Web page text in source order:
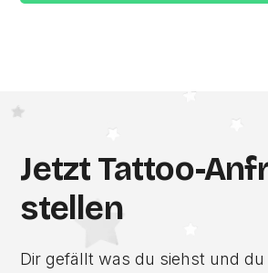
Jetzt Tattoo-
stellen
Dir gefällt was du siehst und